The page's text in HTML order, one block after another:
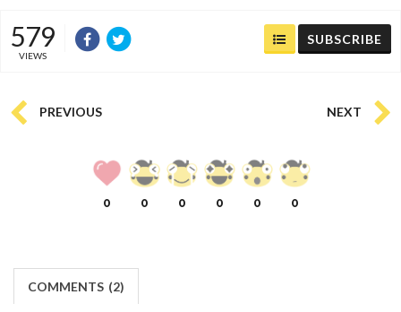
579
VIEWS
SUBSCRIBE
PREVIOUS NEXT
0 0 0 0 0 0
COMMENTS (2)